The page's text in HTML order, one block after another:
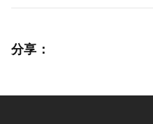
分享：